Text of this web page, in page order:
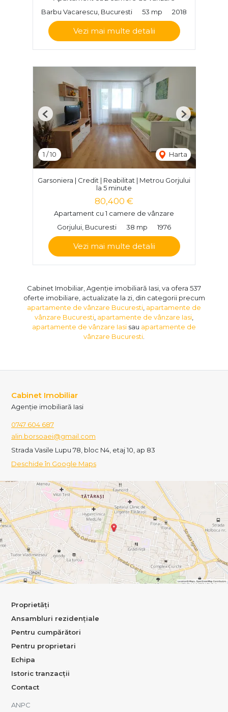
Barbu Vacarescu, Bucuresti
53 mp 2018
Vezi mai multe detalii
1 /10 Harta
Previous Next
Garsoniera | Credit | Reabilitat | Metrou Gorjului
la 5 minute
80,400 €
Apartament cu 1 camere de vânzare
Gorjului, Bucuresti
38 mp 1976
Vezi mai multe detalii
Cabinet Imobiliar, Agenție imobiliară Iasi, va ofera 537
oferte imobiliare, actualizate la zi, din categorii precum
apartamente de vânzare Bucuresti apartamente de
vânzare Bucuresti apartamente de vânzare Iasi
apartamente de vânzare Iasi sau apartamente de
vânzare Bucuresti
Cabinet Imobiliar
Agenție imobiliară Iasi
0747 604 687
alin.borsoaei@gmail.com
Strada Vasile Lupu 78, bloc N4, etaj 10, ap 83
Deschide în Google Maps
Proprietăți
Ansambluri rezidențiale
Pentru cumpărători
Pentru proprietari
Echipa
Istoric tranzacții
Contact
ANPC